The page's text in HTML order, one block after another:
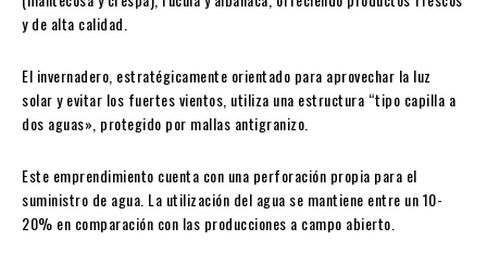
y de alta calidad.
El invernadero, estratégicamente orientado para aprovechar la luz
solar y evitar los fuertes vientos, utiliza una estructura “tipo capilla a
dos aguas», protegido por mallas antigranizo.
Este emprendimiento cuenta con una perforación propia para el
suministro de agua. La utilización del agua se mantiene entre un 10-
20% en comparación con las producciones a campo abierto.